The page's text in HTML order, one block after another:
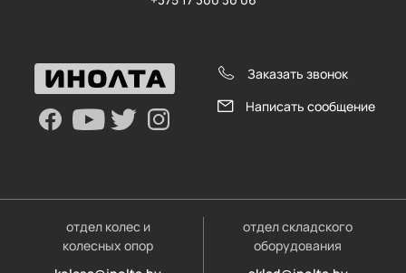
Заказать звонок
Написать сообщение
отдел колес и
колесных опор
отдел складского
оборудования